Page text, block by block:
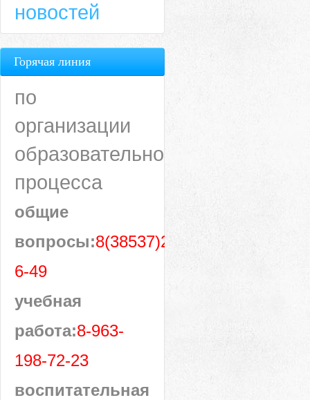
новостей
Горячая линия
по
организации
образовательного
процесса
общие
вопросы:8(38537)28-
6-49
учебная
работа:8-963-
198-72-23
воспитательная